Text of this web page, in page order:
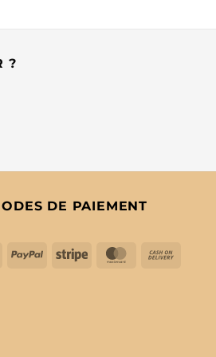
?
DE PAIEMENT
PayPalStripe MasterCard